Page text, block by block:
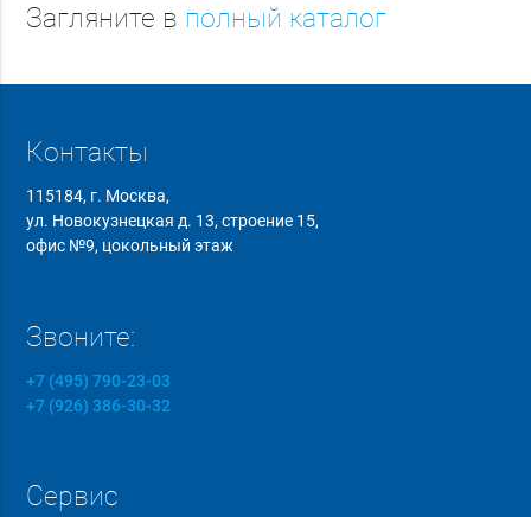
Загляните в полный каталог
Контакты
115184, г. Москва,
ул. Новокузнецкая д. 13, строение 15,
офис №9, цокольный этаж
Звоните:
+7 (495) 790-23-03
+7 (926) 386-30-32
Сервис